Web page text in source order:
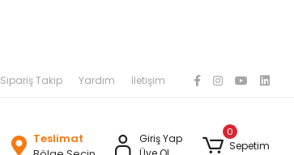
Sipariş Takip Yardım İletişim
Teslimat
Giriş Yap
0
Sepetim